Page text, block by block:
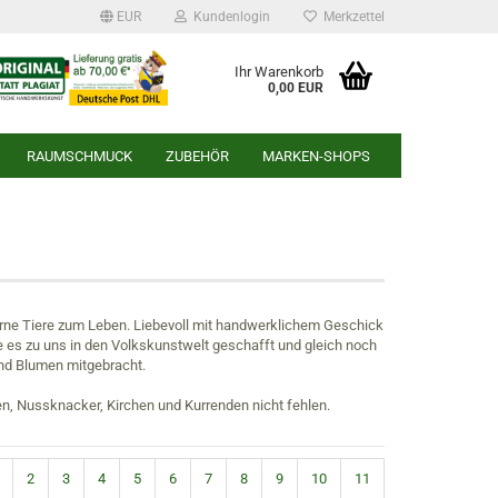
EUR Kundenlogin Merkzettel
Ihr Warenkorb
0,00 EUR
RAUMSCHMUCK ZUBEHÖR MARKEN-SHOPS
Tiere zum Leben. Liebevoll mit handwerklichem Geschick
zu uns in den Volkskunstwelt geschafft und gleich noch
Blumen mitgebracht.
Nussknacker, Kirchen und Kurrenden nicht fehlen.
2 3 4 5 6 7 8 9 10 11